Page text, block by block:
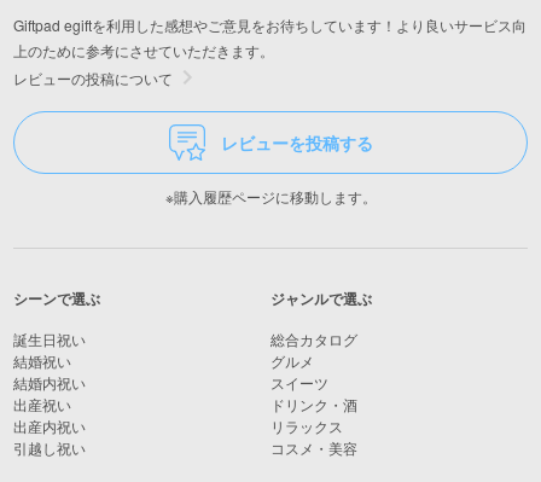
Giftpad egiftを利用した感想やご意見をお待ちしています！より良いサービス向
上のために参考にさせていただきます。
レビューの投稿について
レビューを投稿する
※購入履歴ページに移動します。
シーンで選ぶ
誕生日祝い
結婚祝い
結婚内祝い
出産祝い
出産内祝い
引越し祝い
ジャンルで選ぶ
総合カタログ
グルメ
スイーツ
ドリンク・酒
リラックス
コスメ・美容